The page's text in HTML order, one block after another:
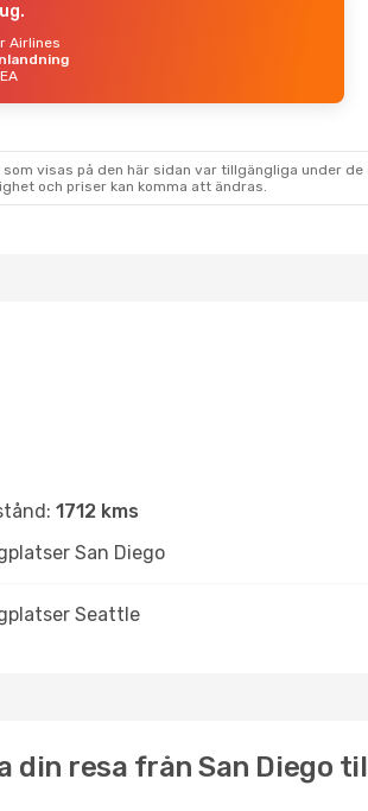
Direkt
Airlines
som visas på den här sidan var tillgängliga under
och priser kan komma att ändras.
1712 kms
San Diego
Seattle
din resa från San Diego